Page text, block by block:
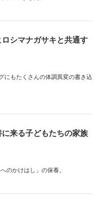
シマナガサキと共通す
もたくさんの体調異変の書き込
来る子どもたちの家族
のかけはし」の保養。